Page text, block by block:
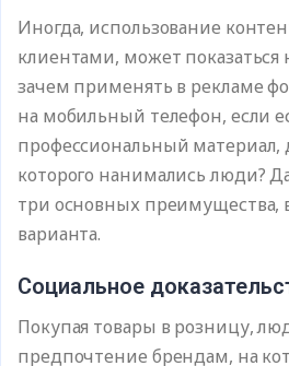
Иногда, использование
клиентами, может
зачем применять в рекламе
на мобильный телефон, если
профессиональный материал,
которого нанимались люди?
три основных преимущества,
варианта.
Социальное
Покупая товары в розницу,
предпочтение брендам, на